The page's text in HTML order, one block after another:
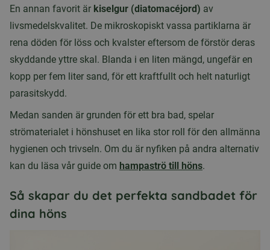
En annan favorit är kiselgur (diatomacéjord) av
livsmedelskvalitet. De mikroskopiskt vassa partiklarna är
rena döden för löss och kvalster eftersom de förstör deras
skyddande yttre skal. Blanda i en liten mängd, ungefär en
kopp per fem liter sand, för ett kraftfullt och helt naturligt
parasitskydd.
Medan sanden är grunden för ett bra bad, spelar
strömaterialet i hönshuset en lika stor roll för den allmänna
hygienen och trivseln. Om du är nyfiken på andra alternativ
kan du läsa vår guide om hampaströ till höns.
Så skapar du det perfekta sandbadet för
dina höns